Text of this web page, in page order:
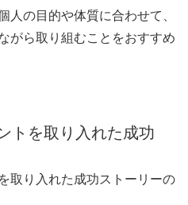
人の目的や体質に合わせて、
がら取り組むことをおすすめ
トを取り入れた成功